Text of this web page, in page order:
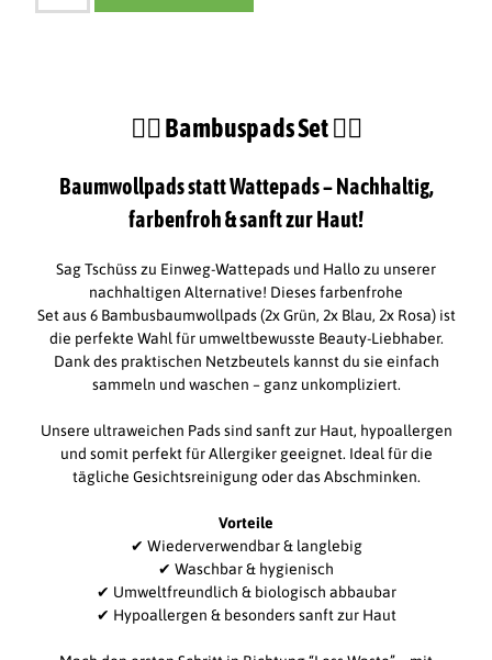
🖐🏻​​ ​Bambuspads Set 🖐🏻​​​
Baumwollpads statt Wattepads – Nachhaltig,
farbenfroh & sanft zur Haut!
Sag Tschüss zu Einweg-Wattepads und Hallo zu unserer
nachhaltigen Alternative! Dieses farbenfrohe
Set aus 6 Bambusbaumwollpads (2x Grün, 2x Blau, 2x Rosa) ist
die perfekte Wahl für umweltbewusste Beauty-Liebhaber.
Dank des praktischen Netzbeutels kannst du sie einfach
sammeln und waschen – ganz unkompliziert.
Unsere ultraweichen Pads sind sanft zur Haut, hypoallergen
und somit perfekt für Allergiker geeignet. Ideal für die
tägliche Gesichtsreinigung oder das Abschminken.
Vorteile
✔ Wiederverwendbar & langlebig
✔ Waschbar & hygienisch
✔ Umweltfreundlich & biologisch abbaubar
✔ Hypoallergen & besonders sanft zur Haut